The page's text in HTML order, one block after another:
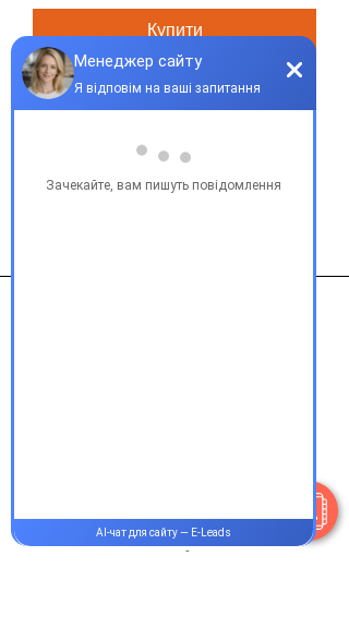
Купити
Меркаптопурин (пури-нето) таб. 50мг
№25
Виробник
Сб-Нд:9.00-16.00